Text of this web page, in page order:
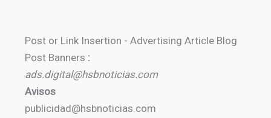
Post or Link Insertion - Advertising Article Blog
Post Banners :
ads.digital@hsbnoticias.com
Avisos
publicidad@hsbnoticias.com